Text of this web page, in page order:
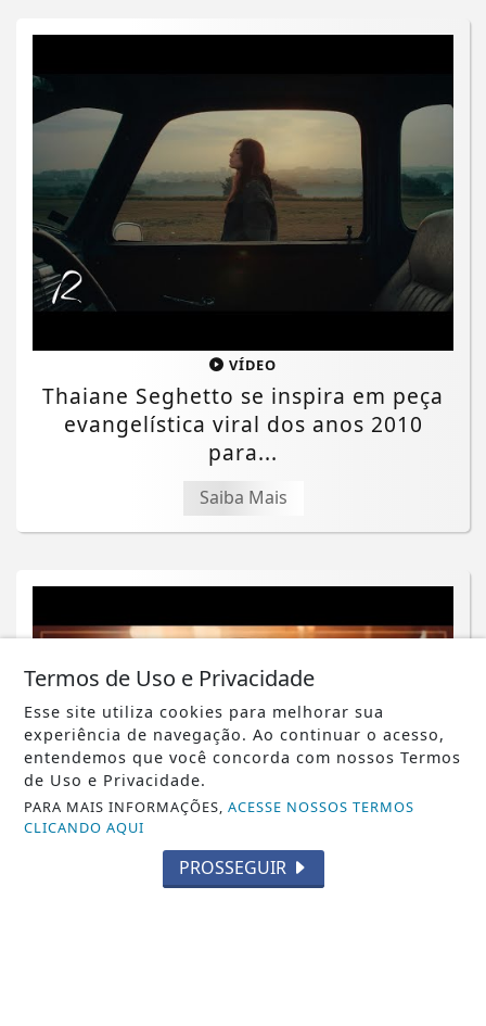
VÍDEO
Thaiane Seghetto se inspira em peça
evangelística viral dos anos 2010
para...
Saiba Mais
Termos de Uso e Privacidade
Esse site utiliza cookies para melhorar sua
experiência de navegação. Ao continuar o acesso,
entendemos que você concorda com nossos Termos
de Uso e Privacidade.
PARA MAIS INFORMAÇÕES,ACESSE NOSSOS TERMOS
CLICANDO AQUI
PROSSEGUIR